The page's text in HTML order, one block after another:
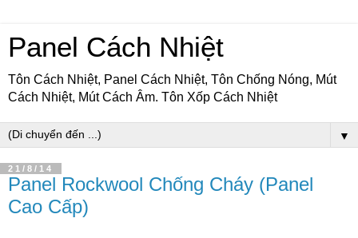
Panel Cách Nhiệt
Tôn Cách Nhiệt, Panel Cách Nhiệt, Tôn Chống Nóng, Mút
Cách Nhiệt, Mút Cách Âm. Tôn Xốp Cách Nhiệt
▼
21/8/14
Panel Rockwool Chống Cháy (Panel
Cao Cấp)